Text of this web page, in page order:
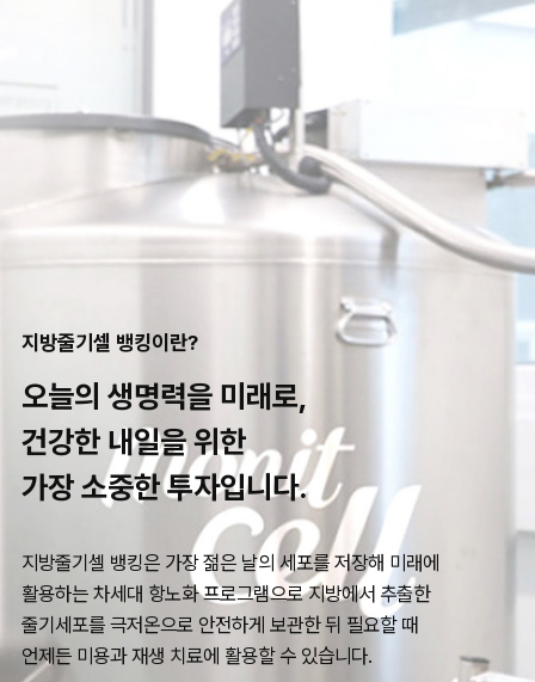
지방줄기셀 뱅킹이란?
오늘의 생명력을 미래로,
건강한 내일을 위한
가장 소중한 투자입니다.
지방줄기셀 뱅킹은 가장 젊은 날의 세포를 저장해 미래에
활용하는 차세대 항노화 프로그램으로 지방에서 추출한
줄기세포를 극저온으로 안전하게 보관한 뒤 필요할 때
언제든 미용과 재생 치료에 활용할 수 있습니다.